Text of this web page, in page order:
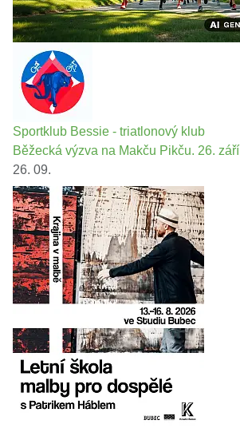
Sportklub Bessie - triatlonový klub
Běžecká výzva na Makču Pikču. 26. září
26. 09.